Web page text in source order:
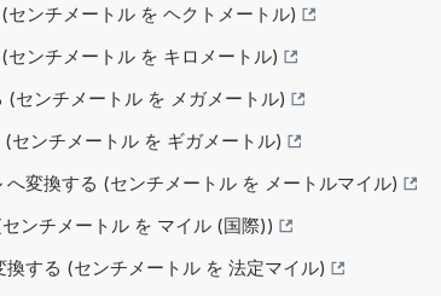
ンチメートル を ヘクトメートル)
ンチメートル を キロメートル)
センチメートル を メガメートル)
センチメートル を ギガメートル)
変換する (センチメートル を メートルマイル)
ンチメートル を マイル (国際))
する (センチメートル を 法定マイル)